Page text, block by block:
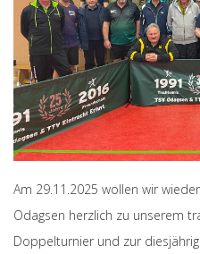
Am 29.11.2025 wollen wir
Odagsen herzlich zu unserem
Doppelturnier und zur